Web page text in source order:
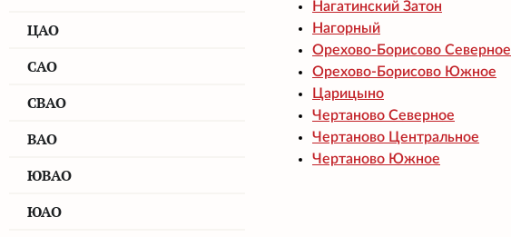
ЦАО
САО
СВАО
ВАО
ЮВАО
ЮАО
Нагатинский Затон
Нагорный
Орехово-Борисово Северное
Орехово-Борисово Южное
Царицыно
Чертаново Северное
Чертаново Центральное
Чертаново Южное